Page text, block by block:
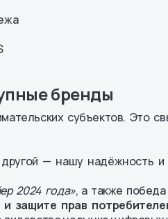
бренды
субъектов. Это
— нашу надёжность и
2024 года», а также
защите прав